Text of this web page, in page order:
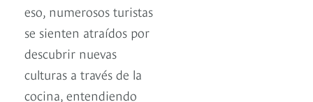
eso, numerosos turistas
se sienten atraídos por
descubrir nuevas
culturas a través de la
cocina, entendiendo